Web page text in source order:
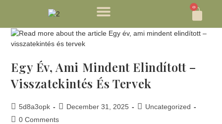
0
Egy Év, Ami Mindent Elindított –
Visszatekintés És Tervek
5d8a3opk December 31, 2025
Uncategorized
0 Comments